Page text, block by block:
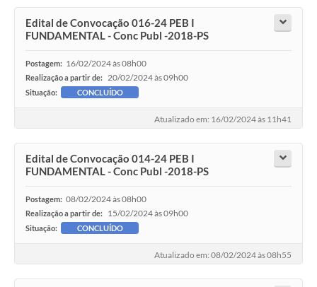
Edital de Convocação 016-24 PEB I
FUNDAMENTAL - Conc Publ -2018-PS
Postagem: 16/02/2024 às 08h00
Realização a partir de: 20/02/2024 às 09h00
Situação: CONCLUÍDO
Atualizado em: 16/02/2024 às 11h41
Edital de Convocação 014-24 PEB I
FUNDAMENTAL - Conc Publ -2018-PS
Postagem: 08/02/2024 às 08h00
Realização a partir de: 15/02/2024 às 09h00
Situação: CONCLUÍDO
Atualizado em: 08/02/2024 às 08h55